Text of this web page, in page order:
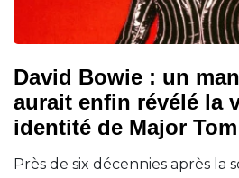
David Bowie : un
aurait enfin révélé la
identité de Major Tom
Près de six décennies après la